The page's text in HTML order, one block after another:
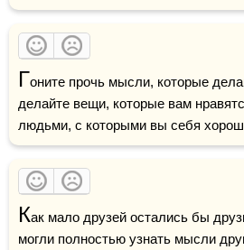
Гоните прочь мысли, которые
делайте вещи, которые вам
людьми, с которыми вы себя
Как мало друзей остались бы
могли полностью узнать мысли